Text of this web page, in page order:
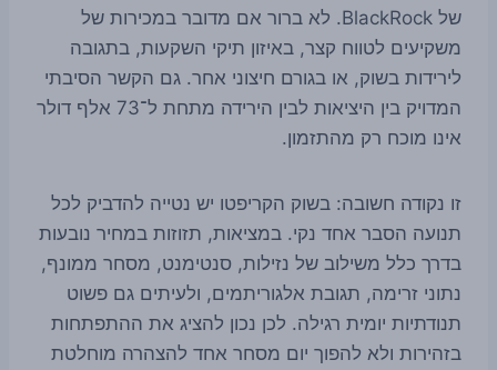
של BlackRock. לא ברור אם מדובר במכירות של
משקיעים לטווח קצר, באיזון תיקי השקעות, בתגובה
לירידות בשוק, או בגורם חיצוני אחר. גם הקשר הסיבתי
המדויק בין היציאות לבין הירידה מתחת ל־73 אלף דולר
אינו מוכח רק מהתזמון.
זו נקודה חשובה: בשוק הקריפטו יש נטייה להדביק לכל
תנועה הסבר אחד נקי. במציאות, תזוזות במחיר נובעות
בדרך כלל משילוב של נזילות, סנטימנט, מסחר ממונף,
נתוני זרימה, תגובת אלגוריתמים, ולעיתים גם פשוט
תנודתיות יומית רגילה. לכן נכון להציג את ההתפתחות
בזהירות ולא להפוך יום מסחר אחד להצהרה מוחלטת